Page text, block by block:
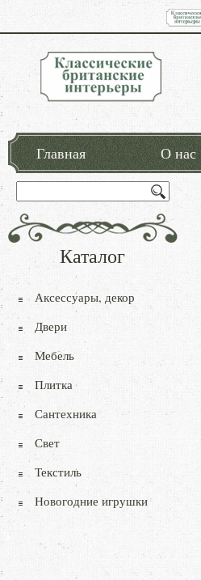
Главная О нас
Каталог
Аксессуары, декор
Двери
Мебель
Плитка
Сантехника
Свет
Текстиль
Новогодние игрушки